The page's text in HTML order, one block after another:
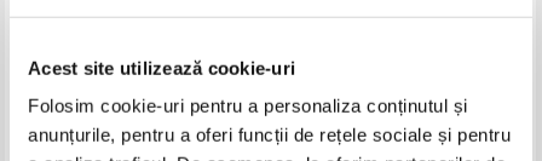
Acest site utilizează cookie-uri
Folosim cookie-uri pentru a personaliza conținutul și
anunțurile, pentru a oferi funcții de rețele sociale și pentru